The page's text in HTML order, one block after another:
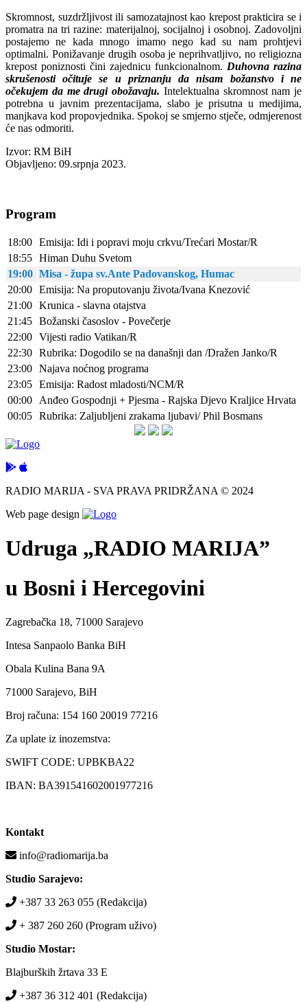
Skromnost, suzdržljivost ili samozatajnost kao krepost prakticira se i
promatra na tri razine: materijalnoj, socijalnoj i osobnoj. Zadovoljni
postajemo ne kada mnogo imamo nego kad su nam prohtjevi
optimalni. Ponižavanje drugih osoba je neprihvatljivo, no religiozna
krepost poniznosti čini zajednicu funkcionalnom. Duhovna razina
skrušenosti očituje se u priznanju da nisam božanstvo i ne
očekujem da me drugi obožavaju. Intelektualna skromnost nam je
potrebna u javnim prezentacijama, slabo je prisutna u medijima,
manjkava kod propovjednika. Spokoj se smjerno stječe, odmjerenost
će nas odmoriti.
Izvor: RM BiH
Objavljeno: 09.srpnja 2023.
Program
18:00 Emisija: Idi i popravi moju crkvu/Trećari Mostar/R
18:55 Himan Duhu Svetom
19:00 Misa - župa sv.Ante Padovanskog, Humac
20:00 Emisija: Na proputovanju života/Ivana Knezović
21:00 Krunica - slavna otajstva
21:45 Božanski časoslov - Povečerje
22:00 Vijesti radio Vatikan/R
22:30 Rubrika: Dogodilo se na današnji dan /Dražen Janko/R
23:00 Najava noćnog programa
23:05 Emisija: Radost mladosti/NCM/R
00:00
Anđeo Gospodnji + Pjesma - Rajska Djevo Kraljice Hrvata
00:05 Rubrika: Zaljubljeni zrakama ljubavi/ Phil Bosmans
RADIO MARIJA - SVA PRAVA PRIDRŽANA © 2024
Web page design
Udruga „RADIO MARIJA”
u Bosni i Hercegovini
Zagrebačka 18, 71000 Sarajevo
Intesa Sanpaolo Banka BiH
Obala Kulina Bana 9A
71000 Sarajevo, BiH
Broj računa: 154 160 20019 77216
Za uplate iz inozemstva:
SWIFT CODE: UPBKBA22
IBAN: BA391541602001977216
Kontakt
info@radiomarija.ba
Studio Sarajevo:
+387 33 263 055 (Redakcija)
+ 387 260 260 (Program uživo)
Studio Mostar:
Blajburških žrtava 33 E
+387 36 312 401 (Redakcija)